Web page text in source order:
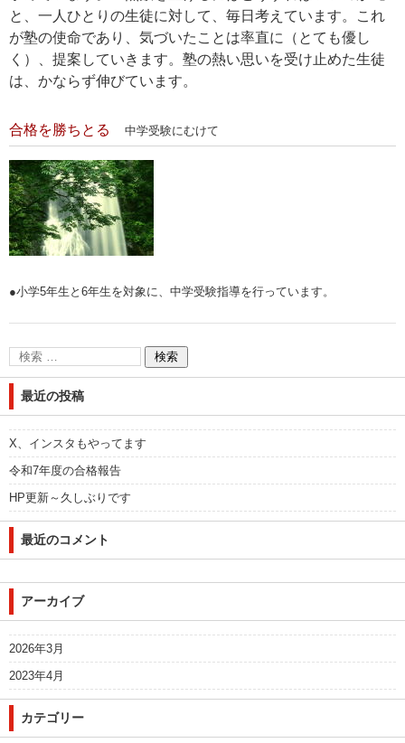
と、一人ひとりの生徒に対して、毎日考えています。これ
が塾の使命であり、気づいたことは率直に（とても優し
く）、提案していきます。塾の熱い思いを受け止めた生徒
は、かならず伸びています。
合格を勝ちとる 中学受験にむけて
●小学5年生と6年生を対象に、中学受験指導を行っています。
最近の投稿
X、インスタもやってます
令和7年度の合格報告
HP更新～久しぶりです
最近のコメント
アーカイブ
2026年3月
2023年4月
カテゴリー